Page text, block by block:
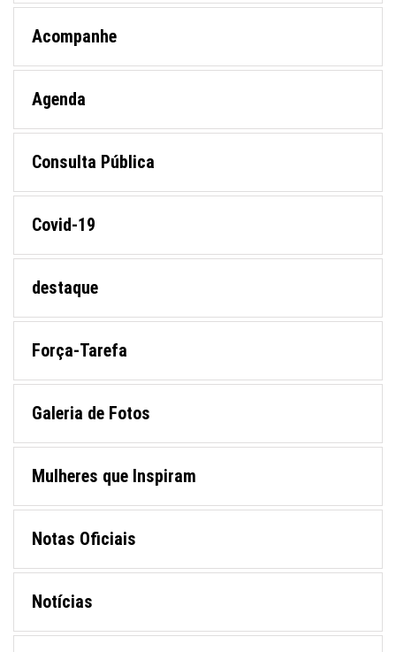
Acompanhe
Agenda
Consulta Pública
Covid-19
destaque
Força-Tarefa
Galeria de Fotos
Mulheres que Inspiram
Notas Oficiais
Notícias